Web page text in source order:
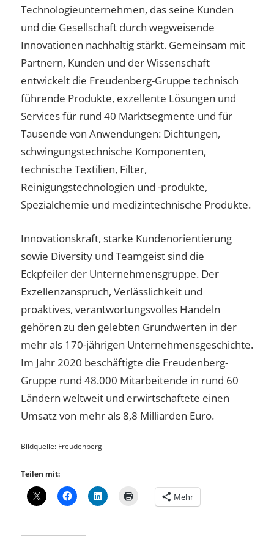
Technologieunternehmen, das seine Kunden
und die Gesellschaft durch wegweisende
Innovationen nachhaltig stärkt. Gemeinsam mit
Partnern, Kunden und der Wissenschaft
entwickelt die Freudenberg-Gruppe technisch
führende Produkte, exzellente Lösungen und
Services für rund 40 Marktsegmente und für
Tausende von Anwendungen: Dichtungen,
schwingungstechnische Komponenten,
technische Textilien, Filter,
Reinigungstechnologien und -produkte,
Spezialchemie und medizintechnische Produkte.
Innovationskraft, starke Kundenorientierung
sowie Diversity und Teamgeist sind die
Eckpfeiler der Unternehmensgruppe. Der
Exzellenzanspruch, Verlässlichkeit und
proaktives, verantwortungsvolles Handeln
gehören zu den gelebten Grundwerten in der
mehr als 170-jährigen Unternehmensgeschichte.
Im Jahr 2020 beschäftigte die Freudenberg-
Gruppe rund 48.000 Mitarbeitende in rund 60
Ländern weltweit und erwirtschaftete einen
Umsatz von mehr als 8,8 Milliarden Euro.
Bildquelle: Freudenberg
Teilen mit:
Mehr